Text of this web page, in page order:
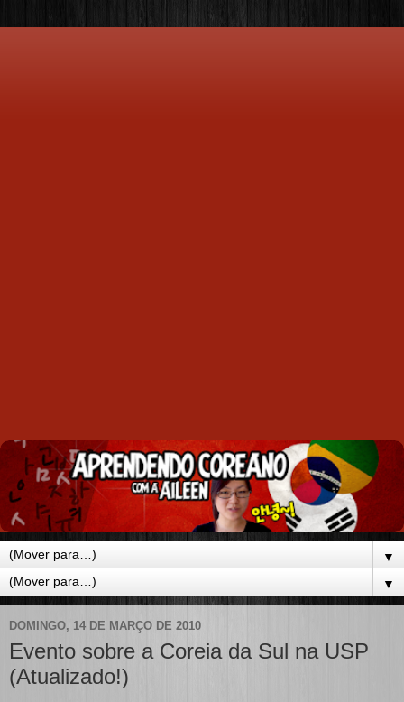
▼
▼
DOMINGO, 14 DE MARÇO DE 2010
Evento sobre a Coreia da Sul na USP
(Atualizado!)